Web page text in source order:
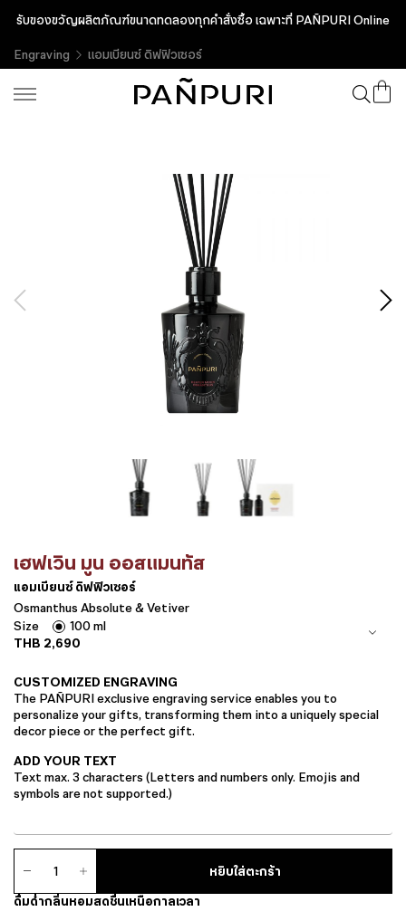
รับของขวัญผลิตภัณฑ์ขนาดทดลองทุกคำสั่งซื้อ เฉพาะที่ PAÑPURI Online
Engraving
แอมเบียนซ์ ดิฟฟิวเซอร์
เฮฟเวิน มูน ออสแมนทัส
แอมเบียนซ์ ดิฟฟิวเซอร์
Osmanthus Absolute & Vetiver
Size
100 ml
THB 2,690
CUSTOMIZED ENGRAVING
The PAÑPURI exclusive engraving service enables you to
personalize your gifts, transforming them into a uniquely special
decor piece or the perfect gift.
ADD YOUR TEXT
Text max. 3 characters (Letters and numbers only. Emojis and
symbols are not supported.)
จำนวน
แอ
เบียน
หยิบใส่ตะกร้า
ดื่มด่ำกลิ่นหอมสดชื่นเหนือกาลเวลา